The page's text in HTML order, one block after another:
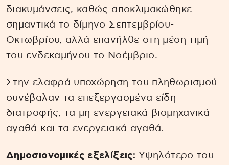
διακυμάνσεις, καθώς αποκλιμακώθηκε
σημαντικά το δίμηνο Σεπτεμβρίου-
Οκτωβρίου, αλλά επανήλθε στη μέση τιμή
του ενδεκαμήνου το Νοέμβριο.
Στην ελαφρά υποχώρηση του πληθωρισμού
συνέβαλαν τα επεξεργασμένα είδη
διατροφής, τα μη ενεργειακά βιομηχανικά
αγαθά και τα ενεργειακά αγαθά.
Δημοσιονομικές εξελίξεις: Υψηλότερο του